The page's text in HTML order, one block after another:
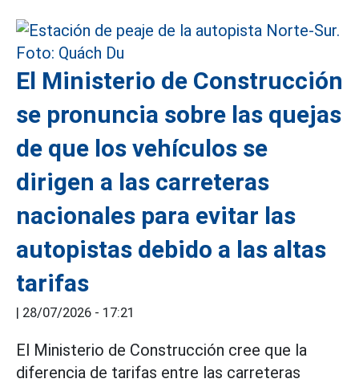
El Ministerio de Construcción
se pronuncia sobre las quejas
de que los vehículos se
dirigen a las carreteras
nacionales para evitar las
autopistas debido a las altas
tarifas
| 28/07/2026 - 17:21
El Ministerio de Construcción cree que la
diferencia de tarifas entre las carreteras